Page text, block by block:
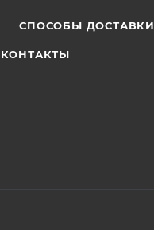
СПОСОБЫ ДОСТАВКИ
КОНТАКТЫ